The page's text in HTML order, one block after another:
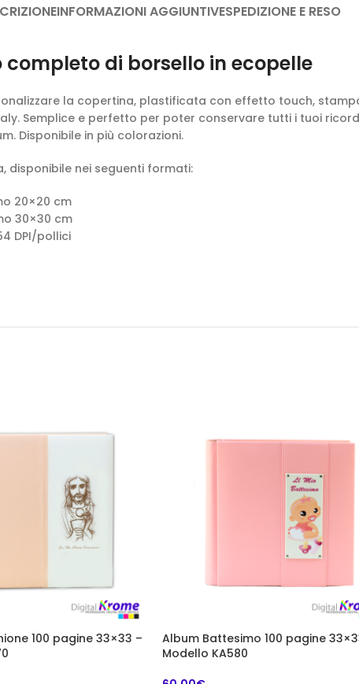
INFORMAZIONI AGGIUNTIVESPEDIZIONE E RESO
di borsello in ecopelle
la copertina, plastificata con effetto touch,
Semplice e perfetto per poter conservare tutti i tuoi
Disponibile in più colorazioni.
nei seguenti formati:
20×20 cm
30×30 cm
DPI/pollici
100 pagine 33×33 –
Album Battesimo 100 pagine
Modello KA580